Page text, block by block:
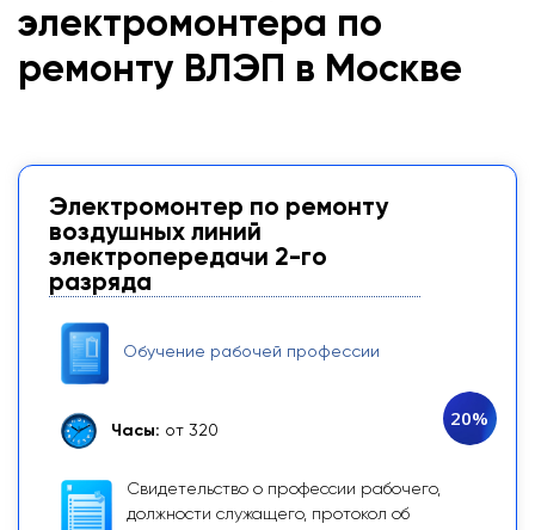
электромонтера по
ремонту ВЛЭП в Москве
Электромонтер по ремонту
воздушных линий
электропередачи 2-го
разряда
Обучение рабочей профессии
Часы: от 320
Свидетельство о профессии рабочего,
должности служащего, протокол об
20%